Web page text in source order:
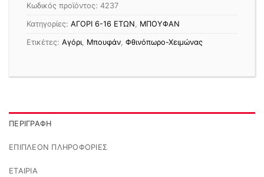
Κωδικός προϊόντος: 4237
Κατηγορίες: ΑΓΟΡΙ 6-16 ΕΤΩΝ, ΜΠΟΥΦΑΝ
Ετικέτες: Αγόρι, Μπουφάν, Φθινόπωρο-Χειμώνας
ΠΕΡΙΓΡΑΦΉ
ΕΠΙΠΛΈΟΝ ΠΛΗΡΟΦΟΡΊΕΣ
ΕΤΑΙΡΊΑ